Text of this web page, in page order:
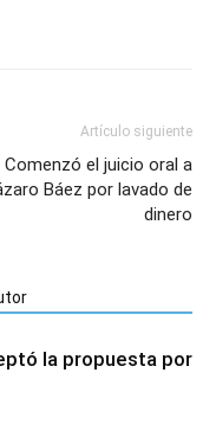
Artículo siguiente
Comenzó el juicio oral a
Báez por lavado de
dinero
la propuesta por